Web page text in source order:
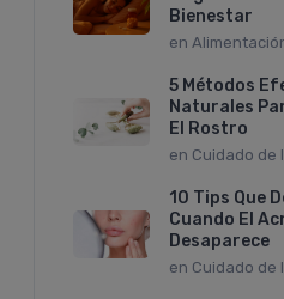
Bienestar
en
5 Métodos
Naturales
El Rostro
en Cuidado de
10 Tips Que
Cuando El
Desaparece
en Cuidado de